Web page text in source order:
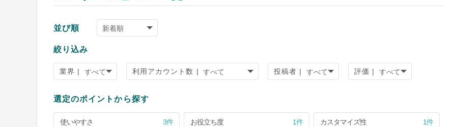
並び順
絞り込み
業界 | 利用アカウント数 | 投稿者 | 評価 |
選定のポイントから探す
使いやすさ 3件 お役立ち度 1件 カスタマイズ性 1件